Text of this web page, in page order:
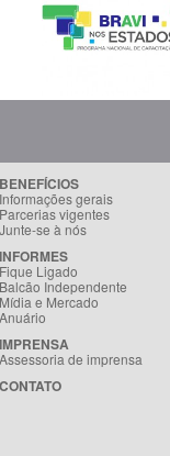
BENEFÍCIOS
Informações gerais
Parcerias vigentes
Junte-se à nós
INFORMES
Fique Ligado
Balcão Independente
Mídia e Mercado
Anuário
IMPRENSA
Assessoria de imprensa
CONTATO